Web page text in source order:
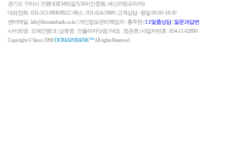
경기도 구리시 건원대로34번길 9,304 (인창동, 세신리빙프라자)
대표전화 : 031-513-9900/9922 | 팩스 : 031-624-5909 | 고객상담 : 평일 09:30~18:30
센터메일 : lab@domainbank.co.kr | 개인정보관리책임자 : 홍주한 |1:1맟춤상담|질문과답변
사이트명 : 도메인뱅크 | 상호명 : 인플라자닷컴 | 대표 : 정관호 | 사업자번호 : 854-11-02890
Copyright © Since 1998DOMAINBANK™All rights Reserved.